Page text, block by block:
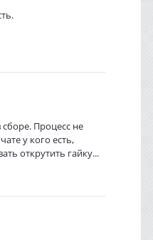
Процесс не
у кого есть,
открутить гайку...